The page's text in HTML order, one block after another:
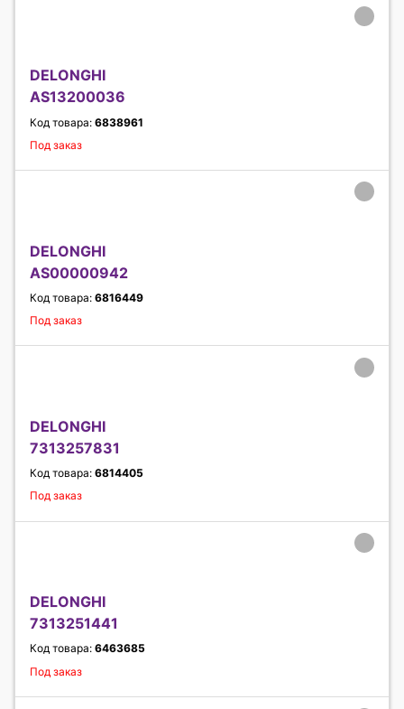
DELONGHI
AS13200036
Код товара: 6838961
Под заказ
DELONGHI
AS00000942
Код товара: 6816449
Под заказ
DELONGHI
7313257831
Код товара: 6814405
Под заказ
DELONGHI
7313251441
Код товара: 6463685
Под заказ